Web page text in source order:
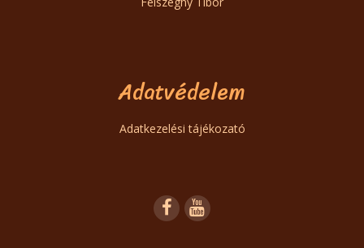
Adatvédelem
Adatkezelési tájékozató